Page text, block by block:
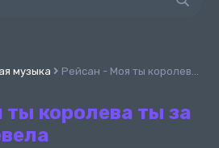
музыка Рейсан - Моя ты королева ты за ним опять ревела
ты королева ты за